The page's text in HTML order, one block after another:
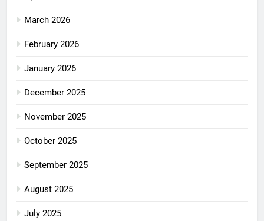
March 2026
February 2026
January 2026
December 2025
November 2025
October 2025
September 2025
August 2025
July 2025